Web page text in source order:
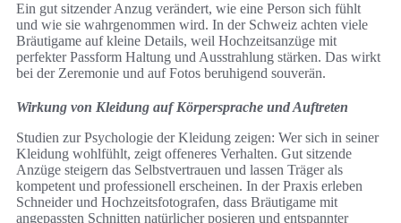
Ein gut sitzender Anzug verändert, wie eine Person sich fühlt
und wie sie wahrgenommen wird. In der Schweiz achten viele
Bräutigame auf kleine Details, weil Hochzeitsanzüge mit
perfekter Passform Haltung und Ausstrahlung stärken. Das wirkt
bei der Zeremonie und auf Fotos beruhigend souverän.
Wirkung von Kleidung auf Körpersprache und Auftreten
Studien zur Psychologie der Kleidung zeigen: Wer sich in seiner
Kleidung wohlfühlt, zeigt offeneres Verhalten. Gut sitzende
Anzüge steigern das Selbstvertrauen und lassen Träger als
kompetent und professionell erscheinen. In der Praxis erleben
Schneider und Hochzeitsfotografen, dass Bräutigame mit
angepassten Schnitten natürlicher posieren und entspannter